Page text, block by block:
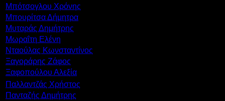
Μπότσογλου Χρόνης
Μπουρίτσα Δήμητρα
Μυταράς Δημήτρης
Μωραΐτη Ελένη
Νταούλας Κωνσταντίνος
Ξαγοράρης Ζάφος
Ξαφοπούλου Αλεξία
Παλλαντζάς Χρήστος
Πανταζής Δημήτρης